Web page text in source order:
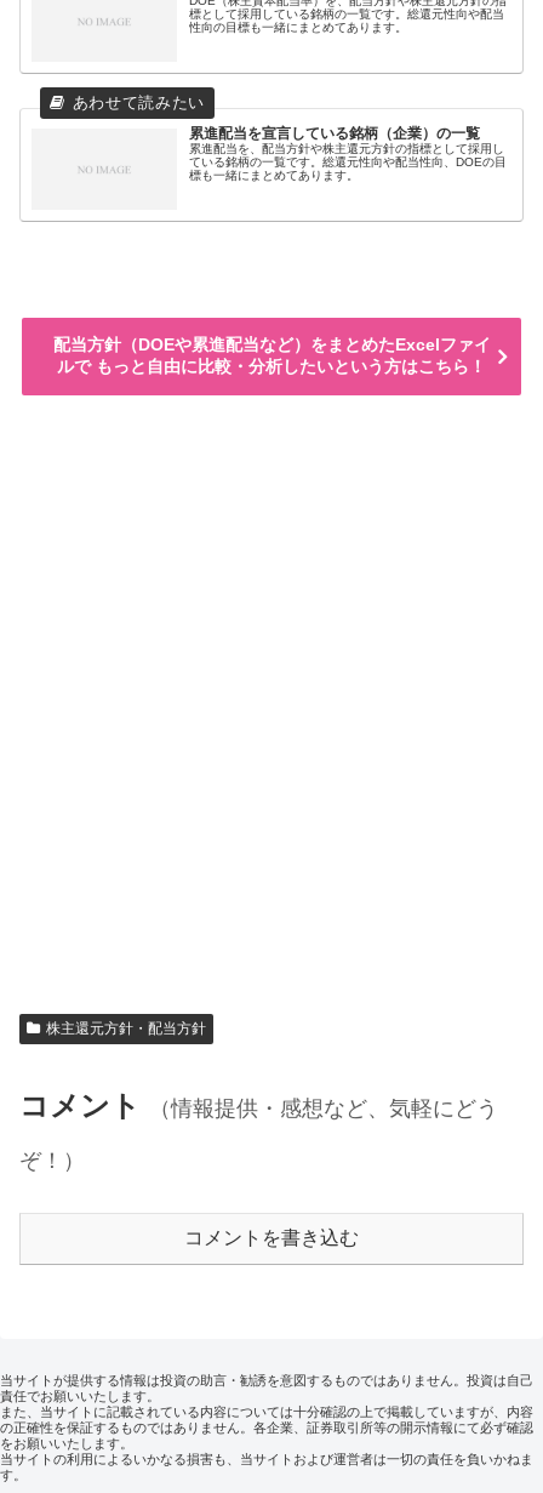
標として採用している銘柄の一覧です。総還元性向や配当
性向の目標も一緒にまとめてあります。
累進配当を宣言している銘柄（企業）の一覧
累進配当を、配当方針や株主還元方針の指標として採用し
ている銘柄の一覧です。総還元性向や配当性向、DOEの目
標も一緒にまとめてあります。
配当方針（DOEや累進配当など）をまとめたExcelファイ
ルで もっと自由に比較・分析したいという方はこちら！
株主還元方針・配当方針
コメント
（情報提供・感想など、気軽にどう
ぞ！）
コメントを書き込む
当サイトが提供する情報は投資の助言・勧誘を意図するものではありません。投資は自己
責任でお願いいたします。
また、当サイトに記載されている内容については十分確認の上で掲載していますが、内容
の正確性を保証するものではありません。各企業、証券取引所等の開示情報にて必ず確認
をお願いいたします。
当サイトの利用によるいかなる損害も、当サイトおよび運営者は一切の責任を負いかねま
す。